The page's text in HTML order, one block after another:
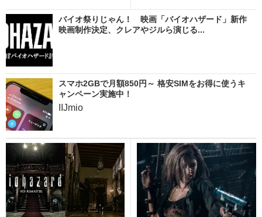
バイオ祭りじゃん！ 映画「バイオハザード」新作
映画制作決定、クレアやジルら演じる...
スマホ2GBで月額850円～ 格安SIMをお得に使うキ
ャンペーン実施中！
IIJmio